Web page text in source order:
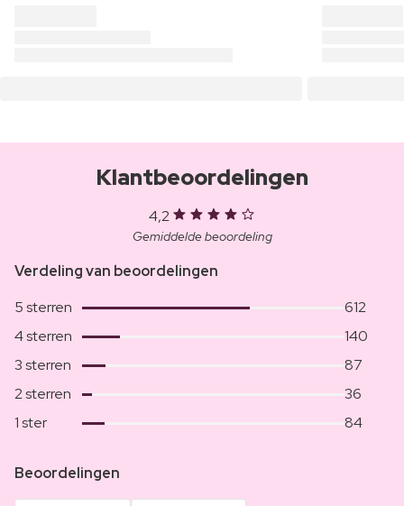
Klantbeoordelingen
4,2
Gemiddelde beoordeling
Verdeling van beoordelingen
5 sterren
612
4 sterren
140
3 sterren
87
2 sterren
36
1 ster
84
Beoordelingen